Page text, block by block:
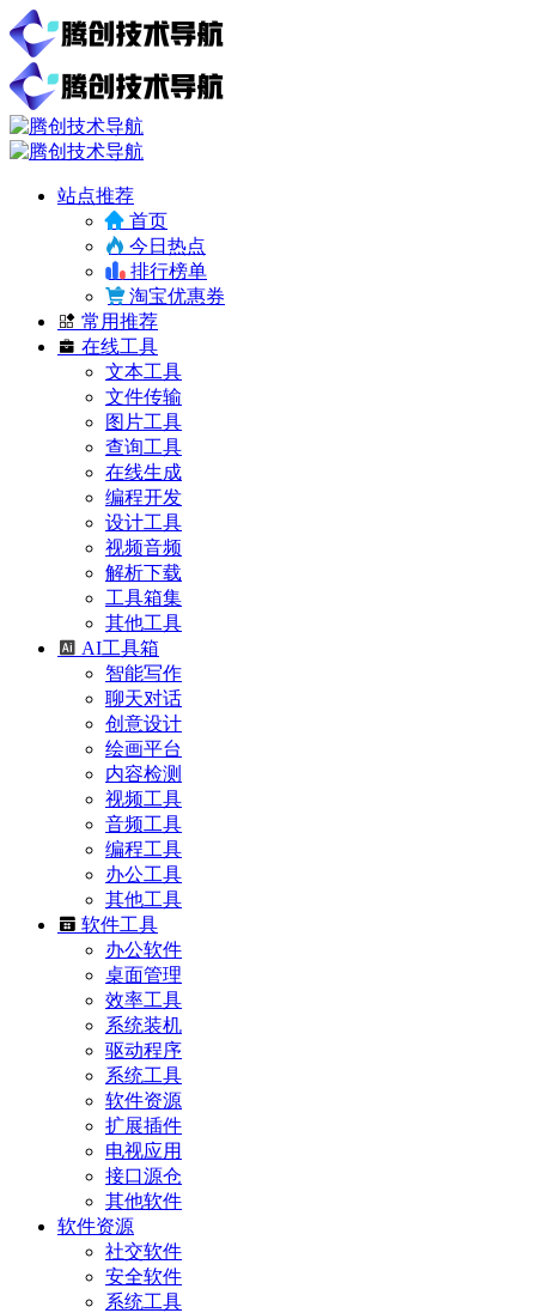
站点推荐
首页
今日热点
排行榜单
淘宝优惠券
常用推荐
在线工具
文本工具
文件传输
图片工具
查询工具
在线生成
编程开发
设计工具
视频音频
解析下载
工具箱集
其他工具
AI工具箱
智能写作
聊天对话
创意设计
绘画平台
内容检测
视频工具
音频工具
编程工具
办公工具
其他工具
软件工具
办公软件
桌面管理
效率工具
系统装机
驱动程序
系统工具
软件资源
扩展插件
电视应用
接口源仓
其他软件
软件资源
社交软件
安全软件
系统工具